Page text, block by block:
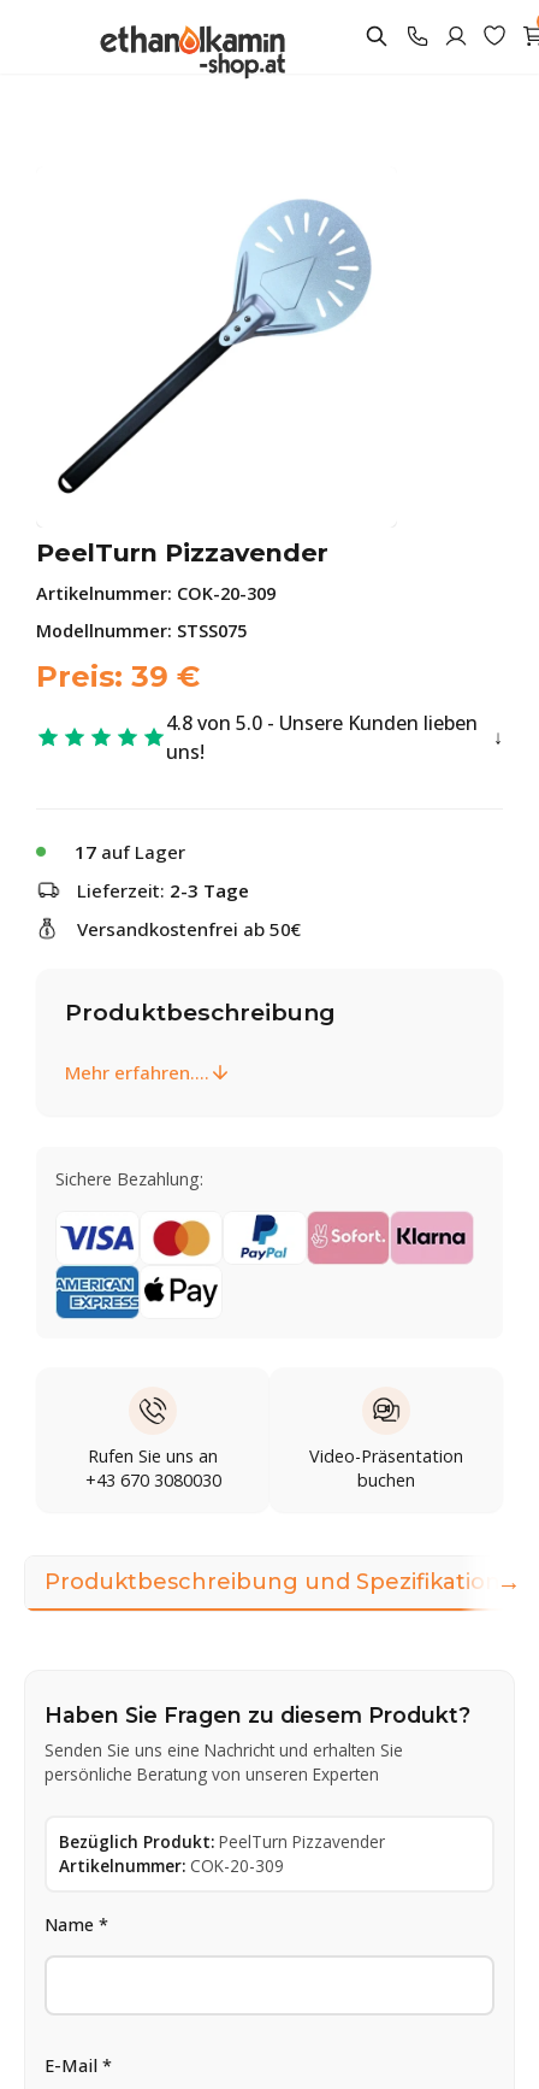
PeelTurn Pizzavender
Artikelnummer: COK-20-309
Modellnummer: STSS075
Preis: 39 €
4.8 von 5.0 - Unsere Kunden lieben
uns!
17 auf Lager
Lieferzeit: 2-3 Tage
Versandkostenfrei ab 50€
Produktbeschreibung
Mehr erfahren....
Sichere Bezahlung:
Rufen Sie uns an
+43 670 3080030
Video-Präsentation
buchen
Produktbeschreibung und Spezifikationen
Haben Sie Fragen zu diesem Produkt?
Senden Sie uns eine Nachricht und erhalten Sie
persönliche Beratung von unseren Experten
Bezüglich Produkt: PeelTurn Pizzavender
Artikelnummer: COK-20-309
Name *
E-Mail *
→